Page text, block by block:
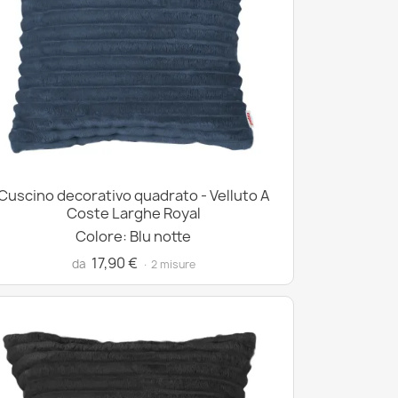
decorativo quadrato - Velluto A
Coste Larghe Royal
Colore: Blu notte
da 17,90 € · 2 misure